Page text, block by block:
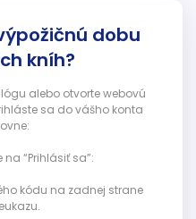
dobu
kníh?
alebo otvorte webovú
sa do vášho konta
“Prihlásiť sa”:
kódu na zadnej strane